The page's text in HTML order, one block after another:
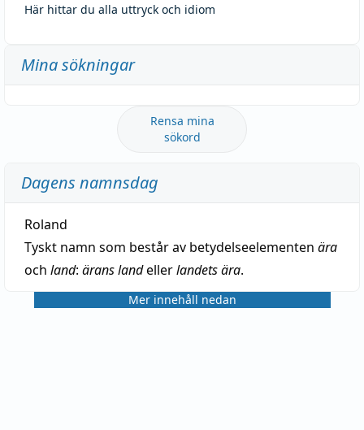
Här hittar du alla uttryck och idiom
Mina sökningar
Rensa mina
sökord
Dagens namnsdag
Roland
Tyskt namn som består av betydelseelementen ära
och land: ärans landellerlandets ära.
Mer innehåll nedan